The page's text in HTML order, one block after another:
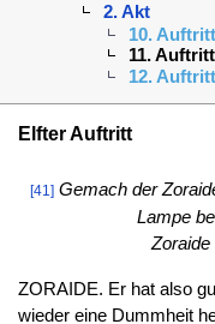
2. Akt
10. Auftritt
11. Auftritt
12. Auftritt
Elfter Auftritt
[41] Gemach der
Lampe
Zoraide
ZORAIDE. Er hat also
wieder eine Dummheit